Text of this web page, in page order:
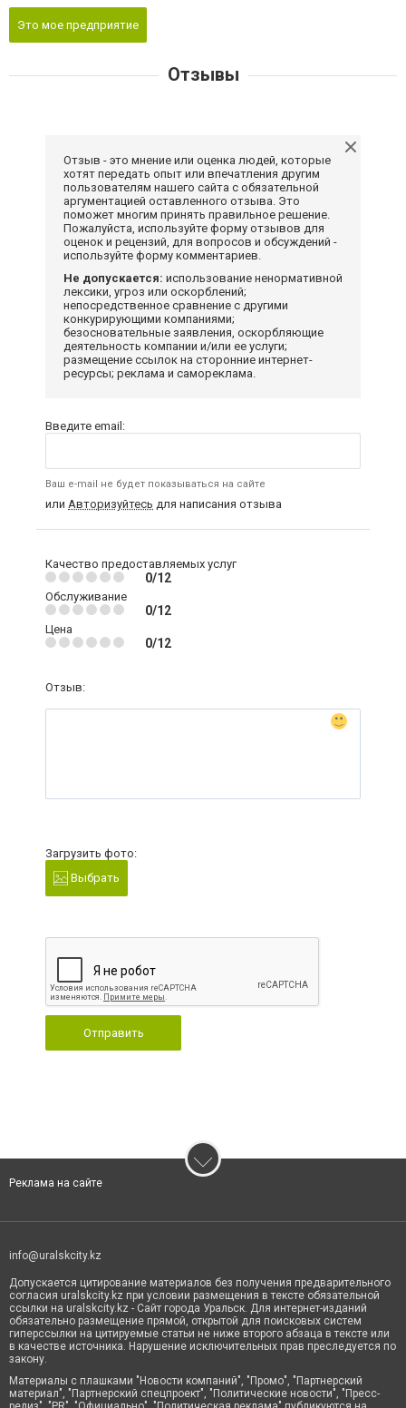
Это мое предприятие
Отзывы
Отзыв - это мнение или оценка людей, которые
хотят передать опыт или впечатления другим
пользователям нашего сайта с обязательной
аргументацией оставленного отзыва. Это
поможет многим принять правильное решение.
Пожалуйста, используйте форму отзывов для
оценок и рецензий, для вопросов и обсуждений -
используйте форму комментариев.
Не допускается: использование ненормативной
лексики, угроз или оскорблений;
непосредственное сравнение с другими
конкурирующими компаниями;
безосновательные заявления, оскорбляющие
деятельность компании и/или ее услуги;
размещение ссылок на сторонние интернет-
ресурсы; реклама и самореклама.
Введите email:
Ваш e-mail не будет показываться на сайте
или Авторизуйтесь для написания отзыва
Качество предоставляемых услуг
0/12
Обслуживание
0/12
Цена
0/12
Отзыв:
Загрузить фото:
Выбрать
Отправить
Реклама на сайте
info@uralskcity.kz
Допускается цитирование материалов без получения предварительного
согласия uralskcity.kz при условии размещения в тексте обязательной
ссылки на uralskcity.kz - Сайт города Уральск. Для интернет-изданий
обязательно размещение прямой, открытой для поисковых систем
гиперссылки на цитируемые статьи не ниже второго абзаца в тексте или
в качестве источника. Нарушение исключительных прав преследуется по
закону.
Материалы с плашками "Новости компаний", "Промо", "Партнерский
материал", "Партнерский спецпроект", "Политические новости", "Пресс-